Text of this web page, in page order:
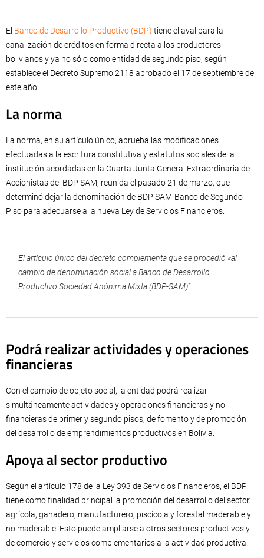
El Banco de Desarrollo Productivo (BDP) tiene el aval para la
canalización de créditos en forma directa a los productores
bolivianos y ya no sólo como entidad de segundo piso, según
establece el Decreto Supremo 2118 aprobado el 17 de septiembre de
este año.
La norma
La norma, en su artículo único, aprueba las modificaciones
efectuadas a la escritura constitutiva y estatutos sociales de la
institución acordadas en la Cuarta Junta General Extraordinaria de
Accionistas del BDP SAM, reunida el pasado 21 de marzo, que
determinó dejar la denominación de BDP SAM-Banco de Segundo
Piso para adecuarse a la nueva Ley de Servicios Financieros.
El artículo único del decreto complementa que se procedió «al
cambio de denominación social a Banco de Desarrollo
Productivo Sociedad Anónima Mixta (BDP-SAM)”.
Podrá realizar actividades y operaciones
financieras
Con el cambio de objeto social, la entidad podrá realizar
simultáneamente actividades y operaciones financieras y no
financieras de primer y segundo pisos, de fomento y de promoción
del desarrollo de emprendimientos productivos en Bolivia.
Apoya al sector productivo
Según el artículo 178 de la Ley 393 de Servicios Financieros, el BDP
tiene como finalidad principal la promoción del desarrollo del sector
agrícola, ganadero, manufacturero, piscícola y forestal maderable y
no maderable. Esto puede ampliarse a otros sectores productivos y
de comercio y servicios complementarios a la actividad productiva.